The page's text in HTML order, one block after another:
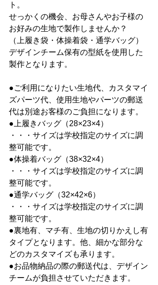
ト。
せっかくの機会、お母さんやお子様の
お好みの生地で製作しませんか？
（上履き袋・体操着袋・通学バッグ）
デザインチーム保有の型紙を使用した
製作となります。
●ご利用になりたい生地代、カスタマイ
ズパーツ代、使用生地やパーツの郵送
代は別途お客様のご負担になります。
●上履きバッグ（28×23×4）
・・・サイズは学校指定のサイズに調
整可能です。
●体操着バッグ（38×32×4）
・・・サイズは学校指定のサイズに調
整可能です。
●通学バッグ（32×42×6）
・・・サイズは学校指定のサイズに調
整可能です。
●裏地有、マチ有、生地の切りかえし有
タイプとなります。他、細かな部分な
どのカスタマイズも承ります。
●お品物納品の際の郵送代は、デザイン
チームが負担させていただきます。